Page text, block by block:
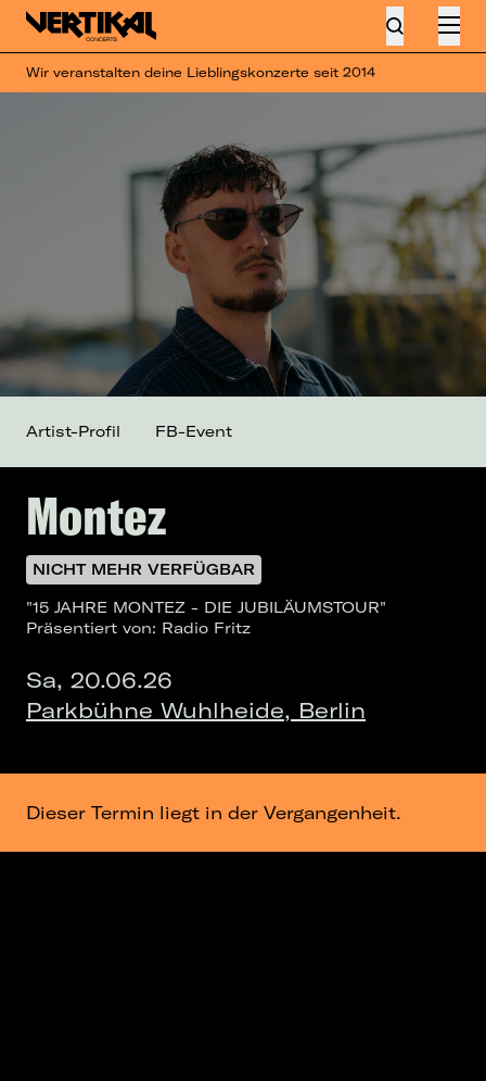
Wir veranstalten deine Lieblingskonzerte seit 2014
Montez
NICHT MEHR VERFÜGBAR
"15 JAHRE MONTEZ - DIE JUBILÄUMSTOUR"
Präsentiert von: Radio Fritz
Sa, 20.06.26
Parkbühne Wuhlheide, Berlin
Artist-Profil FB-Event
Dieser Termin liegt in der Vergangenheit.